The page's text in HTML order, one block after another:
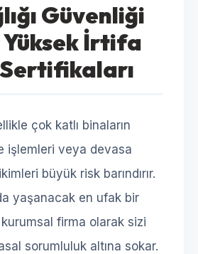
Güvenliği
Yüksek İrtifa
çok katlı binaların
işlemleri veya devasa
büyük risk barındırır.
yaşanacak en ufak bir
firma olarak sizi
sorumluluk altına sokar.